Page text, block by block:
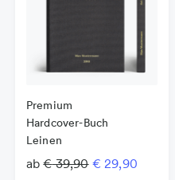
Premium
Hardcover-Buch
Leinen
ab€39,90 Original price
€ 29,90